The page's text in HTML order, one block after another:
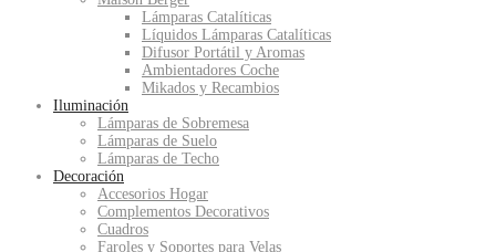
Lámparas Catalíticas
Líquidos Lámparas Catalíticas
Difusor Portátil y Aromas
Ambientadores Coche
Mikados y Recambios
Iluminación
Lámparas de Sobremesa
Lámparas de Suelo
Lámparas de Techo
Decoración
Accesorios Hogar
Complementos Decorativos
Cuadros
Faroles y Soportes para Velas